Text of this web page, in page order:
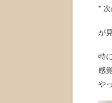
*
が
特
感
や